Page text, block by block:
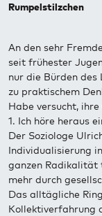
Rumpelstilzchen
An den sehr
seit frühester
nur die Bürden
zu praktischem
Habe versucht,
1. Ich höre heraus
Der Soziologe
Individualisierung
ganzen Radikalität
mehr durch
Das alltägliche
Kollektiverfahrung